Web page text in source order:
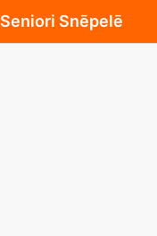
Seniori Snēpelē